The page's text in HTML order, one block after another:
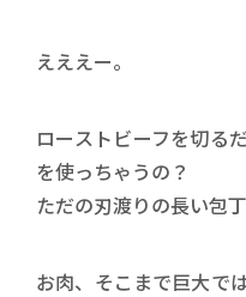
えええー。
ローストビーフを切る
を使っちゃうの？
ただの刃渡りの長い包
お肉、そこまで巨大で